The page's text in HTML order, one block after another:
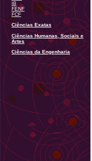
IB
FENF
FCF
Ciências Exatas
Ciências Humanas, Sociais e
Artes
Ciências da Engenharia